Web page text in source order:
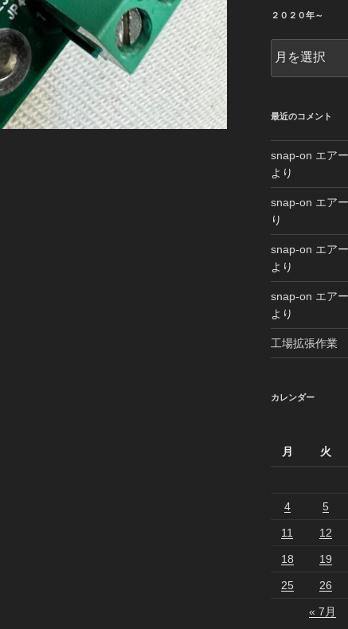
２０２０年～
０
２
年
最近のコメント
snap-on エア
より
snap-on エア
り
snap-on エア
より
snap-on エア
より
工場拡張作業
カレンダー
月 火
4 5
11 12
18 19
25 26
« 7月